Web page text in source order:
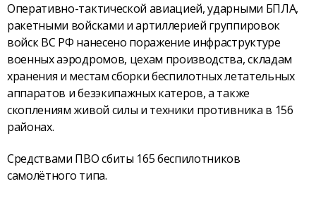
Оперативно-тактической авиацией, ударными БПЛА,
ракетными войсками и артиллерией группировок
войск ВС РФ нанесено поражение инфраструктуре
военных аэродромов, цехам производства, складам
хранения и местам сборки беспилотных летательных
аппаратов и безэкипажных катеров, а также
скоплениям живой силы и техники противника в 156
районах.
Средствами ПВО сбиты 165 беспилотников
самолётного типа.